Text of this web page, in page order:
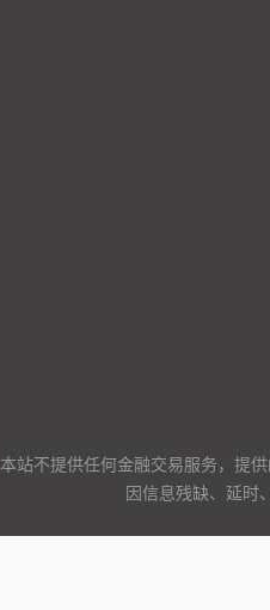
本站不提供任何金融交易服务，提
因信息残缺、延时